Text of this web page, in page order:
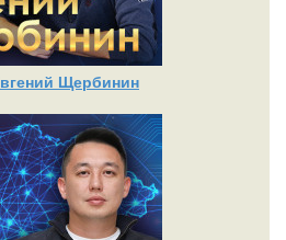
Щербинин